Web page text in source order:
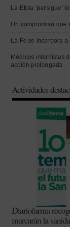
La Efpia ‘persigue’
Un compromiso que
La Fe se incorpora
Médicos internistas
acción prolongada
Actividades
Diariofarma
marcarán la